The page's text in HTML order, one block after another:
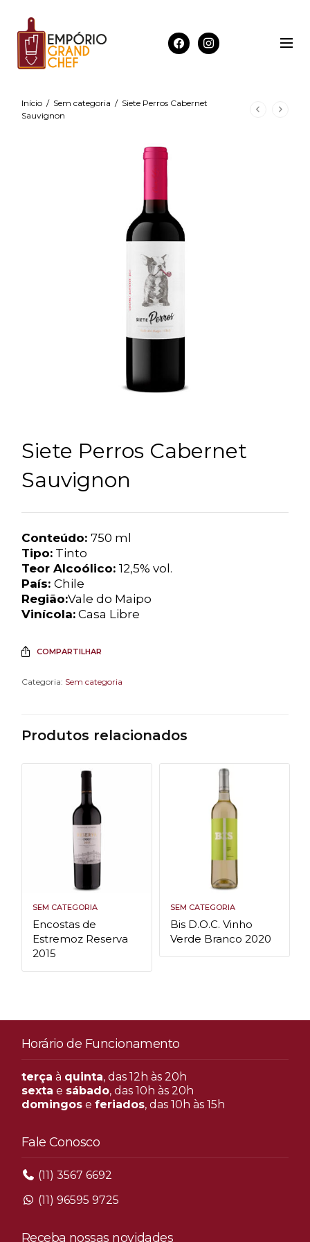
Início / Sem categoria / Siete Perros Cabernet
Sauvignon
Siete Perros Cabernet
Sauvignon
Conteúdo: 750 ml
Tipo:Tinto
Teor Alcoólico: 12,5% vol.
País: Chile
Região:Vale do Maipo
Vinícola:Casa Libre
COMPARTILHAR
Categoria: Sem categoria
Produtos relacionados
SEM CATEGORIA
Encostas de
Estremoz Reserva
2015
SEM CATEGORIA
Bis D.O.C. Vinho
Verde Branco 2020
Horário de Funcionamento
terça à quinta, das 12h às 20h
sexta e sábado, das 10h às 20h
domingose feriados, das 10h às 15h
Fale Conosco
(11) 3567 6692
(11) 96595 9725
Receba nossas novidades